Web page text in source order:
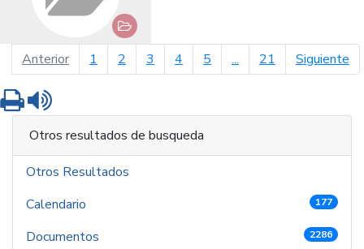
Anteriorpágina anterior
1 2 3 4 5 ... 21 Siguiente
Imprimir
Otros resultados de busqueda
Otros Resultados
Calendario
177
Documentos 2286